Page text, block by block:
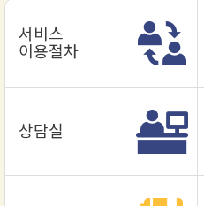
서비스
이용절차
상담실